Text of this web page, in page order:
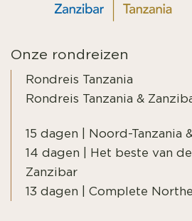
Onze rondreizen
Rondreis Tanzania
Rondreis Tanzania &
15 dagen | Noord-Tanzania
14 dagen | Het beste van
Zanzibar
13 dagen | Complete